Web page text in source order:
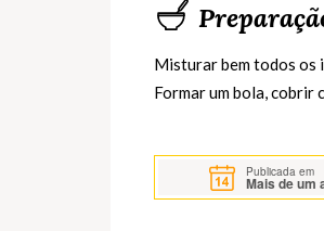
Misturar bem todos os
Formar um bola, cobrir
Publicada em
Mais de um